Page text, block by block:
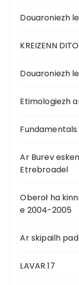
Douaroniezh
KREIZENN
Douaroniezh
Etimologiezh
Ar Burev
Etrebroadel
Oberoł ha
e 2004-2005
Ar skipailh pad
LAVAR 17